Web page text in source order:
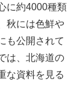
に約4000種類
秋には色鮮や
も公開されて
は、北海道の
な資料を見る